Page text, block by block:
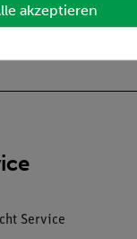
Service
akzeptieren